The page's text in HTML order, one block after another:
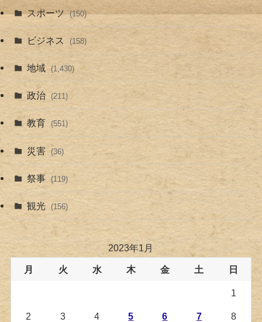
スポーツ (150)
ビジネス (158)
地域 (1,430)
政治 (211)
教育 (551)
災害 (36)
祭事 (119)
観光 (156)
2023年1月
月 火 水 木 金 土 日
1
2 3 4 5 6 7 8